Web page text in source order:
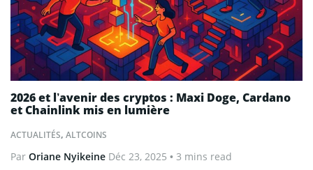
ACTUALITÉS, ALTCOINS
2026 et l’avenir des cryptos : Maxi Doge, Cardano
et Chainlink mis en lumière
Par Oriane Nyikeine Déc 23, 2025 • 3 mins read